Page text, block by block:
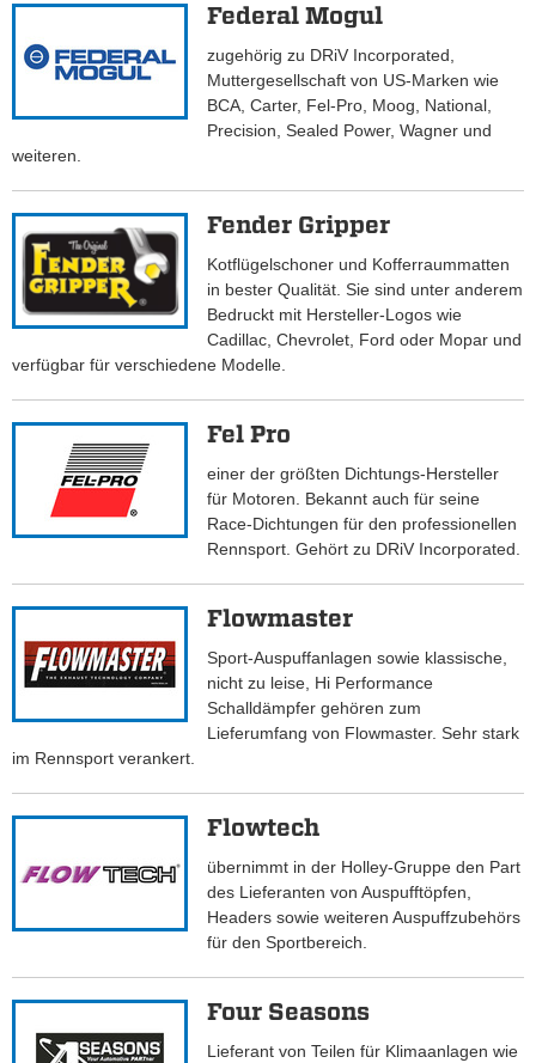
Federal Mogul
zugehörig zu DRiV Incorporated,
Muttergesellschaft von US-Marken wie
BCA, Carter, Fel-Pro, Moog, National,
Precision, Sealed Power, Wagner und
weiteren.
Fender Gripper
Kotflügelschoner und Kofferraummatten
in bester Qualität. Sie sind unter anderem
Bedruckt mit Hersteller-Logos wie
Cadillac, Chevrolet, Ford oder Mopar und
verfügbar für verschiedene Modelle.
Fel Pro
einer der größten Dichtungs-Hersteller
für Motoren. Bekannt auch für seine
Race-Dichtungen für den professionellen
Rennsport. Gehört zu DRiV Incorporated.
Flowmaster
Sport-Auspuffanlagen sowie klassische,
nicht zu leise, Hi Performance
Schalldämpfer gehören zum
Lieferumfang von Flowmaster. Sehr stark
im Rennsport verankert.
Flowtech
übernimmt in der Holley-Gruppe den Part
des Lieferanten von Auspufftöpfen,
Headers sowie weiteren Auspuffzubehörs
für den Sportbereich.
Four Seasons
Lieferant von Teilen für Klimaanlagen wie